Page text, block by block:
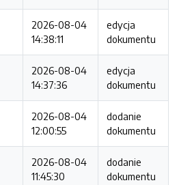
2026-08-04
14:38:11
edycja
dokumentu
2026-08-04
14:37:36
edycja
dokumentu
2026-08-04
12:00:55
dodanie
dokumentu
2026-08-04
11:45:30
dodanie
dokumentu